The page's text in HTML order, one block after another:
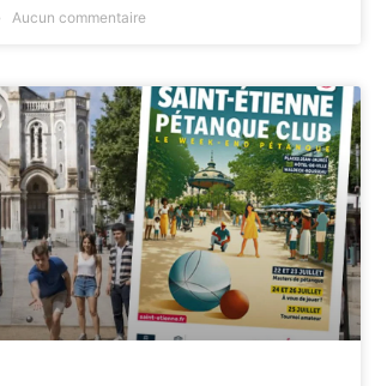
Aucun commentaire